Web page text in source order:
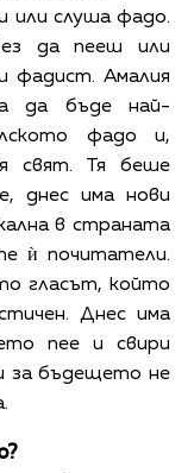
или слуша фадо.
да пееш или
фадист. Амалия
да бъде най-
фадо и,
свят. Тя беше
днес има нови
в страната
ѝ почитатели.
гласът, който
Днес има
пее и свири
за бъдещето не